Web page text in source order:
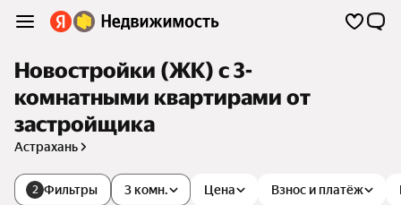
Новостройки (ЖК) с 3-
комнатными квартирами от
застройщика
Астрахань
2 Фильтры Цена Взнос и платёж
3 комн.